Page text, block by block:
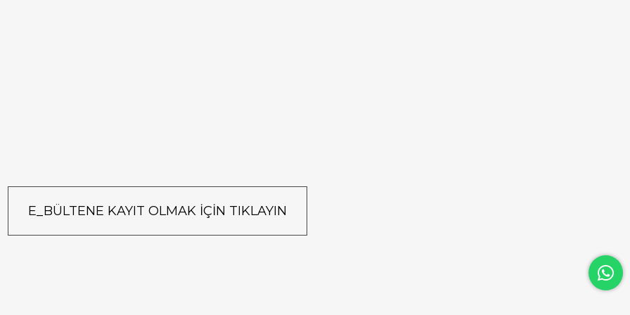
E_BÜLTENE KAYIT OLMAK İÇİN TIKLAYIN